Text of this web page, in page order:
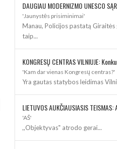
'Jaunystės prisiminimai'
Manau, Policijos pastatą
taip...
'Kam dar vienas Kongresų centras?'
Yra gautas statybos leidimas
'AŠ'
,,Objektyvas" atrodo gerai...